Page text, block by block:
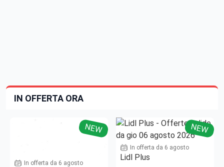
IN OFFERTA ORA
NEW
In offerta da 6 agosto
NEW
In offerta da 6 agosto
Lidl Plus